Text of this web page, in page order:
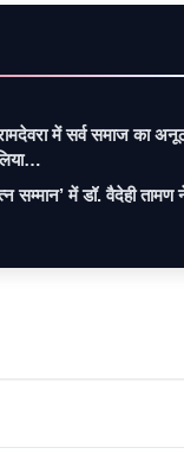
में सर्व समाज का
सम्मान’ में डॉ. वैदेही तामण